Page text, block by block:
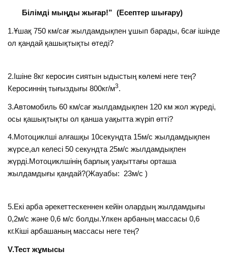
Білімді мыңды жығар!” (Есептер шығару)
1.Ұшақ 750 км/сағ жылдамдықпен ұшып барады, 6сағ ішінде
ол қандай қашықтықты өтеді?
2.Ішіне 8кг керосин сиятын ыдыстың көлемі неге тең?
Керосиннің тығыздығы 800кг/м3.
3.Автомобиль 60 км/сағ жылдамдықпен 120 км жол жүреді,
осы қашықтықты ол қанша уақытта жүріп өтті?
4.Мотоциклші алғашқы 10секундта 15м/с жылдамдықпен
жүрсе,ал келесі 50 секундта 25м/с жылдамдықпен
жүрді.Мотоциклшінің барлық уақыттағы орташа
жылдамдығы қандай?(Жауабы: 23м/с )
5.Екі арба әрекеттескеннен кейін олардың жылдамдығы
0,2м/с және 0,6 м/с болды.Үлкен арбаның массасы 0,6
кг.Кіші арбашаның массасы неге тең?
V.Тест жұмысы